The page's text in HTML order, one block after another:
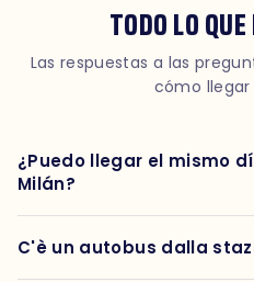
TODO LO
Las respuestas a las
cómo
¿Puedo llegar el mismo
Milán?
C'è un autobus dalla